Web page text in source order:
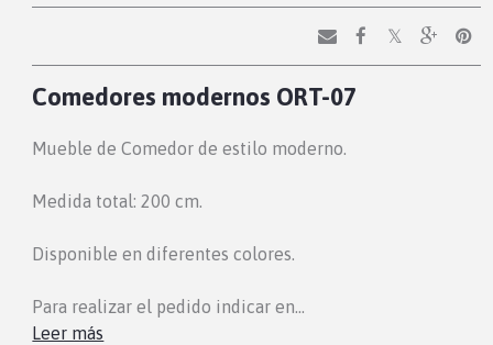
Comedores modernos ORT-07
Mueble de Comedor de estilo moderno.
Medida total: 200 cm.
Disponible en diferentes colores.
Para realizar el pedido indicar en…
Leer más